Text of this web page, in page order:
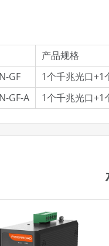
产品规格
GF
1个千兆光口+1
GF-A
1个千兆光口+1